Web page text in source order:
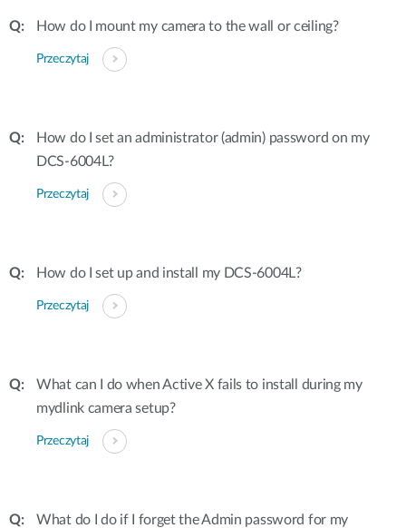
How do I mount my camera to the wall or ceiling?
Przeczytaj
How do I set an administrator (admin) password on my
DCS-6004L?
Przeczytaj
How do I set up and install my DCS-6004L?
Przeczytaj
What can I do when Active X fails to install during my
mydlink camera setup?
Przeczytaj
What do I do if I forget the Admin password for my